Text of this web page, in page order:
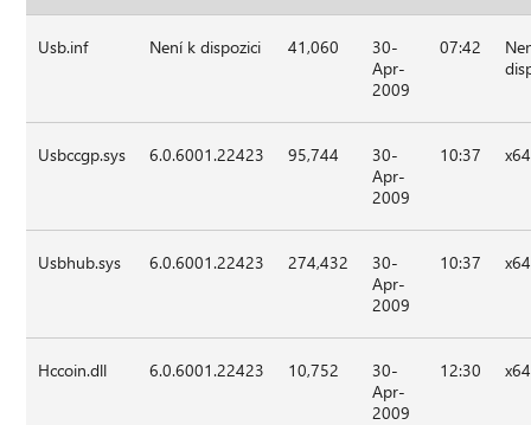
Usb.inf Není k dispozici 41,060
30-
Apr-
2009
07:42
Usbccgp.sys 6.0.6001.22423 95,744
30-
Apr-
2009
10:37 x64
Usbhub.sys 6.0.6001.22423 274,432
30-
Apr-
2009
10:37 x64
Hccoin.dll 6.0.6001.22423 10,752
30-
Apr-
2009
12:30 x64